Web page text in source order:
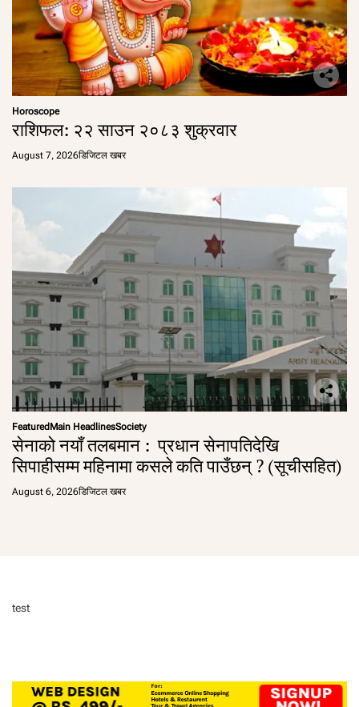
Horoscope
राशिफल: २२ साउन २०८३ शुक्रवार
August 7, 2026डिजिटल खबर
FeaturedMain HeadlinesSociety
सेनाको नयाँ तलबमान : प्रधान सेनापतिदेखि
सिपाहीसम्म महिनामा कसले कति पाउँछन् ? (सूचीसहित)
August 6, 2026डिजिटल खबर
test